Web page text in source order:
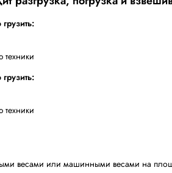
весами или машинными весами на